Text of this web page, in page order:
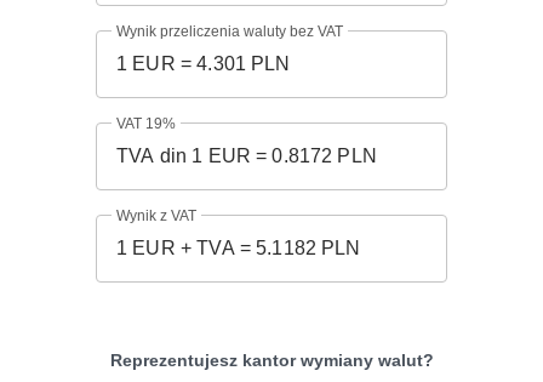
Wynik przeliczenia waluty bez VAT
VAT 19%
Wynik z VAT
Reprezentujesz kantor wymiany walut?